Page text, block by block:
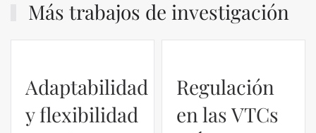
Más trabajos de investigación
Adaptabilidad
y flexibilidad
Regulación
en las VTCs